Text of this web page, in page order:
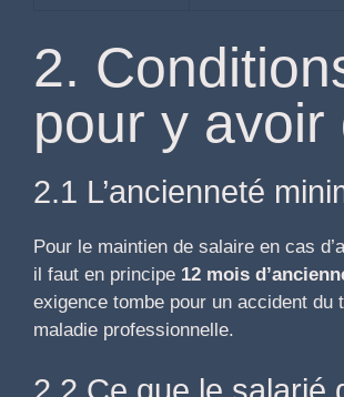
2.
pour y avoir
2.1 L’ancienneté
Pour le maintien de salaire en cas
il faut en principe 12 mois
exigence tombe pour un accident du
maladie professionnelle.